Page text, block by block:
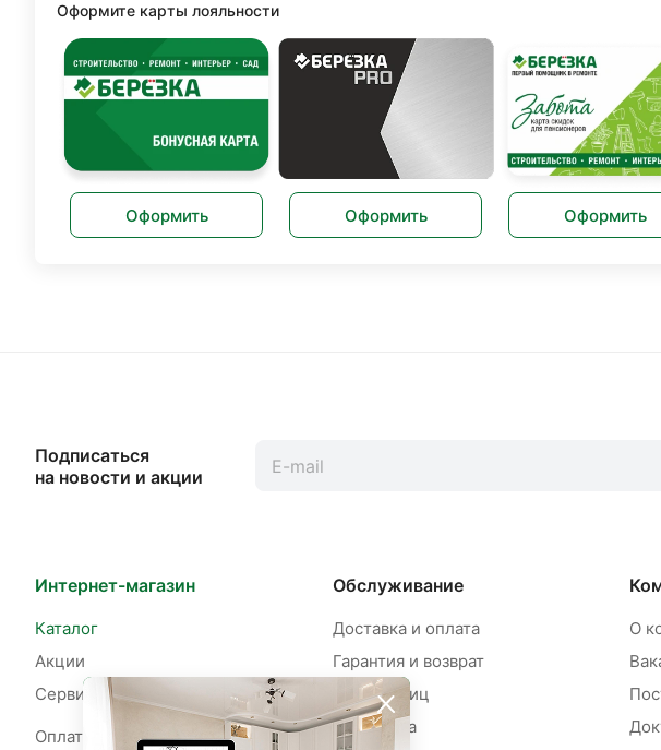
Оформите карты лояльности
Оформить Оформить Оформить
Подписаться
на новости и акции
Интернет-магазин
Каталог
Акции
Сервисы
Оплата рассрочки
Обслуживание
Доставка и оплата
Гарантия и возврат
Для юр. лиц
Рассрочка
О